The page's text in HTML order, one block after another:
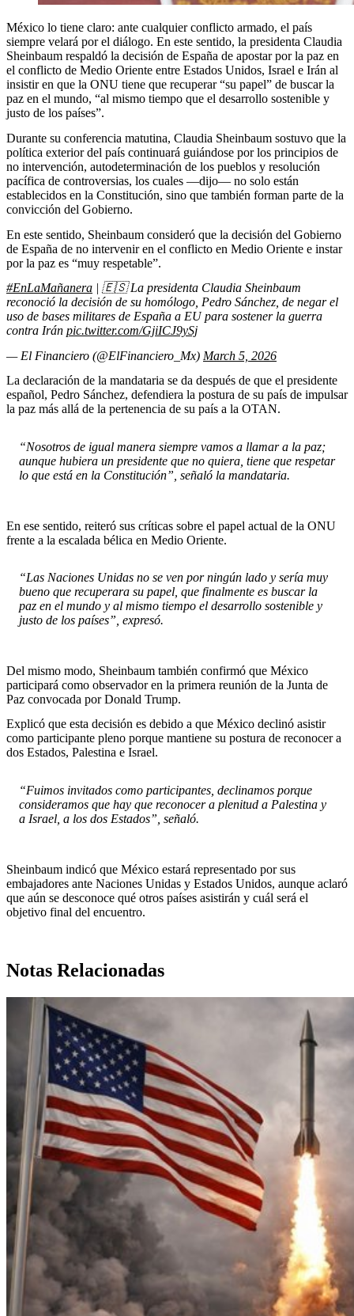
México lo tiene claro: ante cualquier conflicto armado, el país
siempre velará por el diálogo. En este sentido, la presidenta Claudia
Sheinbaum respaldó la decisión de España de apostar por la paz en
el conflicto de Medio Oriente entre Estados Unidos, Israel e Irán al
insistir en que la ONU tiene que recuperar “su papel” de buscar la
paz en el mundo, “al mismo tiempo que el desarrollo sostenible y
justo de los países”.
Durante su conferencia matutina, Claudia Sheinbaum sostuvo que la
política exterior del país continuará guiándose por los principios de
no intervención, autodeterminación de los pueblos y resolución
pacífica de controversias, los cuales —dijo— no solo están
establecidos en la Constitución, sino que también forman parte de la
convicción del Gobierno.
En este sentido, Sheinbaum consideró que la decisión del Gobierno
de España de no intervenir en el conflicto en Medio Oriente e instar
por la paz es “muy respetable”.
#EnLaMañanera | 🇪🇸 La presidenta Claudia Sheinbaum
reconoció la decisión de su homólogo, Pedro Sánchez, de negar el
uso de bases militares de España a EU para sostener la guerra
contra Irán pic.twitter.com/GjiICJ9ySj
— El Financiero (@ElFinanciero_Mx) March 5, 2026
La declaración de la mandataria se da después de que el presidente
español, Pedro Sánchez, defendiera la postura de su país de impulsar
la paz más allá de la pertenencia de su país a la OTAN.
“Nosotros de igual manera siempre vamos a llamar a la paz;
aunque hubiera un presidente que no quiera, tiene que respetar
lo que está en la Constitución”, señaló la mandataria.
En ese sentido, reiteró sus críticas sobre el papel actual de la ONU
frente a la escalada bélica en Medio Oriente.
“Las Naciones Unidas no se ven por ningún lado y sería muy
bueno que recuperara su papel, que finalmente es buscar la
paz en el mundo y al mismo tiempo el desarrollo sostenible y
justo de los países”, expresó.
Del mismo modo, Sheinbaum también confirmó que México
participará como observador en la primera reunión de la Junta de
Paz convocada por Donald Trump.
Explicó que esta decisión es debido a que México declinó asistir
como participante pleno porque mantiene su postura de reconocer a
dos Estados, Palestina e Israel.
“Fuimos invitados como participantes, declinamos porque
consideramos que hay que reconocer a plenitud a Palestina y
a Israel, a los dos Estados”, señaló.
Sheinbaum indicó que México estará representado por sus
embajadores ante Naciones Unidas y Estados Unidos, aunque aclaró
que aún se desconoce qué otros países asistirán y cuál será el
objetivo final del encuentro.
Notas Relacionadas